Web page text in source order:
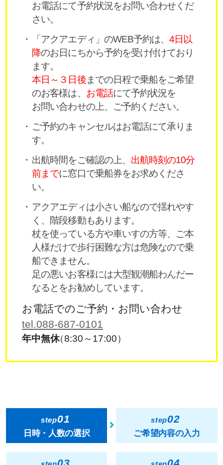
お電話にて予約状況をお問い合わせくだ
さい。
「アクアエディ」のWEB予約は、4日以
降のお日にちから予約を受け付けており
ます。
本日～３日後までの日程で乗船をご希望
のお客様は、 お電話にて予約状況を
お問い合わせの上、ご予約ください。
ご予約のキャンセルはお電話にて承りま
す。
出航時間をご確認の上、 出航時刻の10分
前までに窓口で乗船券をお求めくださ
い。
アクアエディは小さい船なので揺れやす
く、階段移動もあります。
杖を使っている方や車いすの方等、ご本
人様だけで歩行困難な方は危険なので乗
船できません。
足の悪いお客様には大型観潮船わんだー
なるとをお勧めしています。
お電話でのご予約・お問い合わせ
tel.088-687-0101
年中無休（8:30～17:00）
step01
日時・人数の選択
step02
ご希望内容の入力